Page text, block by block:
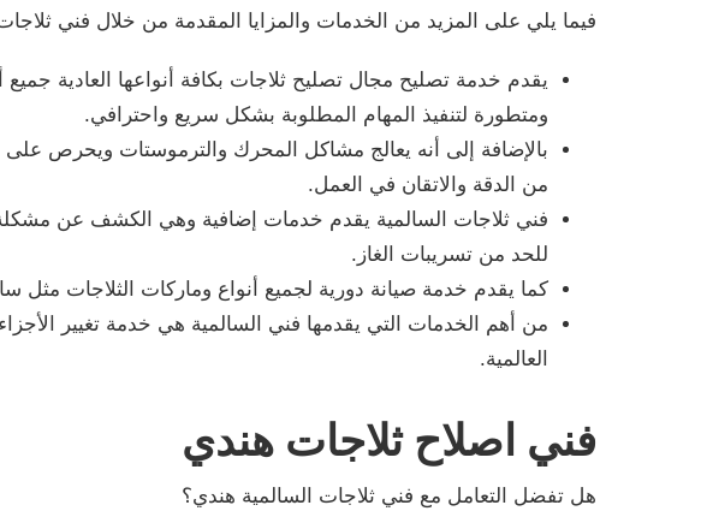
فيما يلي على المزيد من الخدمات والمزايا المقدمة من خلال فني
يقدم خدمة تصليح مجال تصليح ثلاجات بكافة أنواعها العادية
ومتطورة لتنفيذ المهام المطلوبة بشكل سريع واحترافي.
بالإضافة إلى أنه يعالج مشاكل المحرك والترموستات ويحرص على
من الدقة والاتقان في العمل.
فني ثلاجات السالمية يقدم خدمات إضافية وهي الكشف عن مشكلة
للحد من تسريبات الغاز.
كما يقدم خدمة صيانة دورية لجميع أنواع وماركات الثلاجات مثل
من أهم الخدمات التي يقدمها فني السالمية هي خدمة تغيير
العالمية.
فني اصلاح ثلاجات هندي
هل تفضل التعامل مع فني ثلاجات السالمية هندي؟